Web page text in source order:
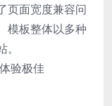
页面宽度兼容问
模板整体以多种
验极佳